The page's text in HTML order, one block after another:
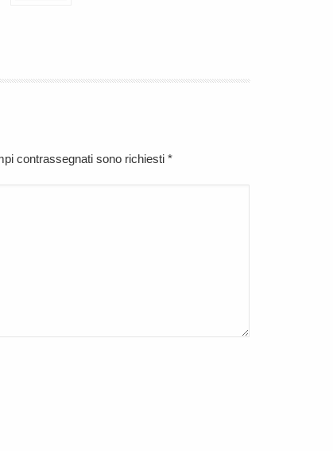
contrassegnati sono richiesti *